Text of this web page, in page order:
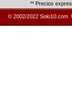
** Precios
© 2002/2022 Solo10.com